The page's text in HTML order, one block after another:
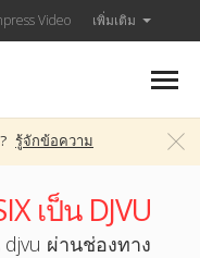
Video เพิ่มเติม
รู้จักข้อความ
เป็น DJVU
ผ่านช่องทาง